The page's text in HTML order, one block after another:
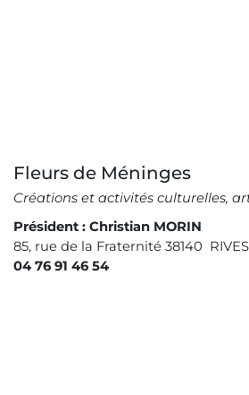
Fleurs de Méninges
Créations et activités culturelles,
Président : Christian MORIN
85, rue de la Fraternité 38140 RIVES
04 76 91 46 54